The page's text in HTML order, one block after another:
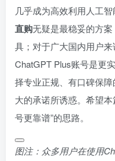
几乎成为高效利用人工
直购无疑是最稳妥的方
具；对于广大国内用户来
ChatGPT Plus账号是更
择专业正规、有口碑保
大的承诺所诱惑。希望
号更靠谱”的思路。
图注：众多用户在使用